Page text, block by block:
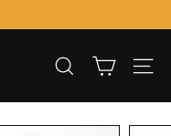
検索 サイ